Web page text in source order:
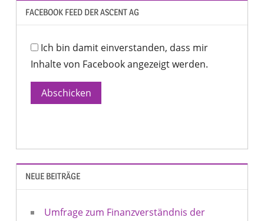
FACEBOOK FEED DER ASCENT AG
Ich bin damit einverstanden, dass mir
Inhalte von Facebook angezeigt werden.
Abschicken
NEUE BEITRÄGE
Umfrage zum Finanzverständnis der